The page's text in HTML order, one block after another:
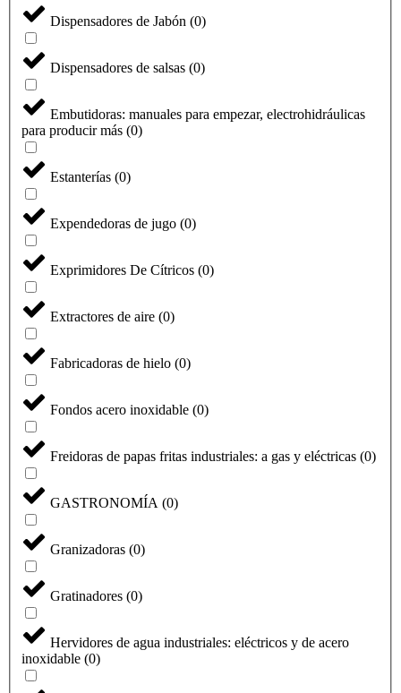
Dispensadores de Jabón (0)
Dispensadores de salsas (0)
Embutidoras: manuales para empezar, electrohidráulicas
para producir más (0)
Estanterías (0)
Expendedoras de jugo (0)
Exprimidores De Cítricos (0)
Extractores de aire (0)
Fabricadoras de hielo (0)
Fondos acero inoxidable (0)
Freidoras de papas fritas industriales: a gas y eléctricas (0)
GASTRONOMÍA (0)
Granizadoras (0)
Gratinadores (0)
Hervidores de agua industriales: eléctricos y de acero
inoxidable (0)